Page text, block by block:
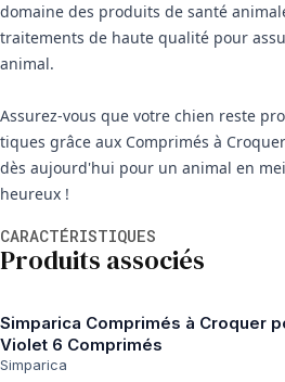
domaine des produits de santé
traitements de haute qualité pour
animal.
Assurez-vous que votre chien reste
tiques grâce aux Comprimés à
dès aujourd'hui pour un animal en
heureux !
CARACTÉRISTIQUES
Produits associés
Simparica Comprimés à Croquer
Violet 6 Comprimés
Simparica